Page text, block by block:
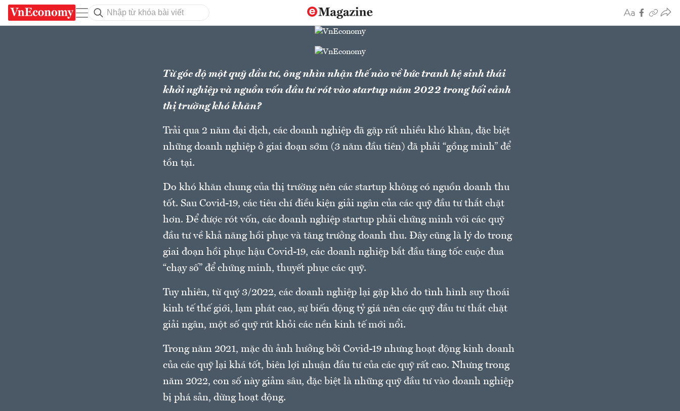
Từ góc độ một quỹ đầu tư, ông nhìn nhận thế nào về bức tranh hệ sinh thái
khởi nghiệp và nguồn vốn đầu tư rót vào startup năm 2022 trong bối cảnh
thị trường khó khăn?
Trải qua 2 năm đại dịch, các doanh nghiệp đã gặp rất nhiều khó khăn, đặc biệt
những doanh nghiệp ở giai đoạn sớm (3 năm đầu tiên) đã phải “gồng mình” để
tồn tại.
Do khó khăn chung của thị trường nên các startup không có nguồn doanh thu
tốt. Sau Covid-19, các tiêu chí điều kiện giải ngân của các quỹ đầu tư thắt chặt
hơn. Để được rót vốn, các doanh nghiệp startup phải chứng minh với các quỹ
đầu tư về khả năng hồi phục và tăng trưởng doanh thu. Đây cũng là lý do trong
giai đoạn hồi phục hậu Covid-19, các doanh nghiệp bắt đầu tăng tốc cuộc đua
“chạy số” để chứng minh, thuyết phục các quỹ.
Tuy nhiên, từ quý 3/2022, các doanh nghiệp lại gặp khó do tình hình suy thoái
kinh tế thế giới, lạm phát cao, sự biến động tỷ giá nên các quỹ đầu tư thắt chặt
giải ngân, một số quỹ rút khỏi các nền kinh tế mới nổi.
Trong năm 2021, mặc dù ảnh hưởng bởi Covid-19 nhưng hoạt động kinh doanh
của các quỹ lại khá tốt, biên lợi nhuận đầu tư của các quỹ rất cao. Nhưng trong
năm 2022, con số này giảm sâu, đặc biệt là những quỹ đầu tư vào doanh nghiệp
bị phá sản, dừng hoạt động.